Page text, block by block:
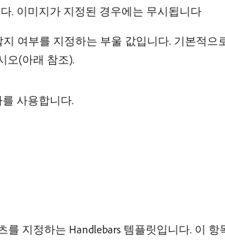
. 이미지가 지정된 경우에는 무시됩니다
지 여부를 지정하는 부울 값입니다. 기본적
오(아래 참조).
사용합니다.
지정하는 Handlebars 템플릿입니다. 이 항